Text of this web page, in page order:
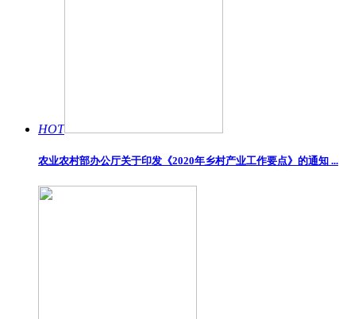
HOT
农业农村部办公厅关于印发《2020年乡村产业工作要点》的通知 ...